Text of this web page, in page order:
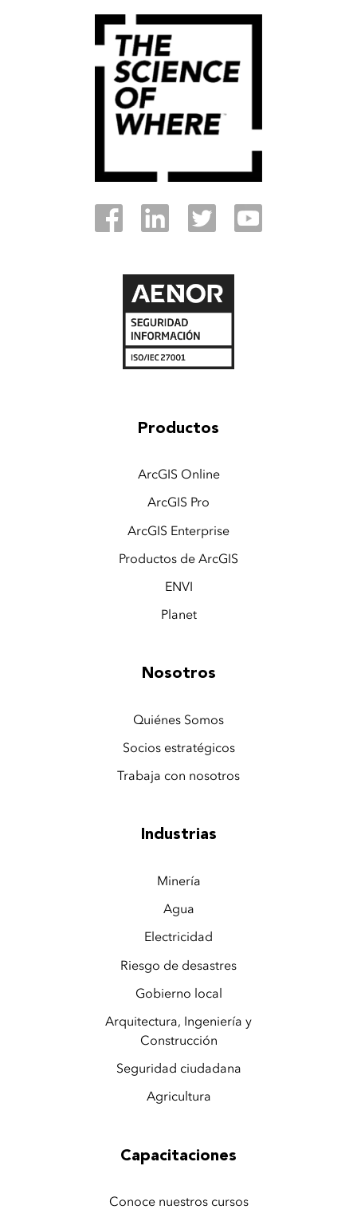
Productos
ArcGIS Online
ArcGIS Pro
ArcGIS Enterprise
Productos de ArcGIS
ENVI
Planet
Nosotros
Quiénes Somos
Socios estratégicos
Trabaja con nosotros
Industrias
Minería
Agua
Electricidad
Riesgo de desastres
Gobierno local
Arquitectura, Ingeniería y
Construcción
Seguridad ciudadana
Agricultura
Capacitaciones
Conoce nuestros cursos